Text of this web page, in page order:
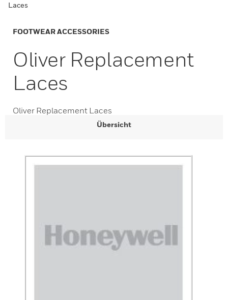
Laces
FOOTWEAR ACCESSORIES
Oliver Replacement
Laces
Oliver Replacement Laces
Übersicht